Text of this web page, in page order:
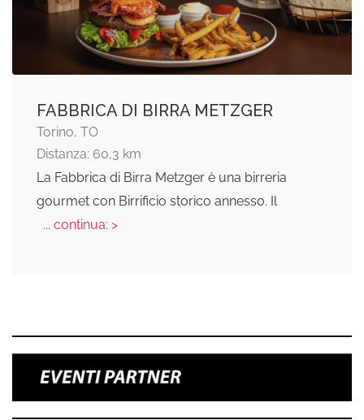
FABBRICA DI BIRRA METZGER
Torino, TO
Distanza: 60,3 km
La Fabbrica di Birra Metzger è una birreria
gourmet con Birrificio storico annesso. Il
... continua: >